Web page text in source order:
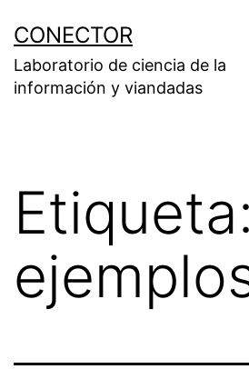
contenido
CONECTOR
Laboratorio de ciencia de la
información y viandadas
Etiqueta: